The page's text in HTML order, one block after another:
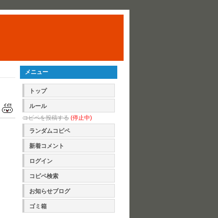
メニュー
トップ
ルール
コピペを投稿する (停止中)
ランダムコピペ
新着コメント
ログイン
コピペ検索
お知らせブログ
ゴミ箱